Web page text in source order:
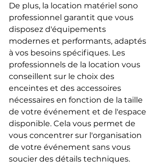
De plus, la location matériel sono
professionnel garantit que vous
disposez d'équipements
modernes et performants, adaptés
à vos besoins spécifiques. Les
professionnels de la location vous
conseillent sur le choix des
enceintes et des accessoires
nécessaires en fonction de la taille
de votre événement et de l'espace
disponible. Cela vous permet de
vous concentrer sur l'organisation
de votre événement sans vous
soucier des détails techniques.